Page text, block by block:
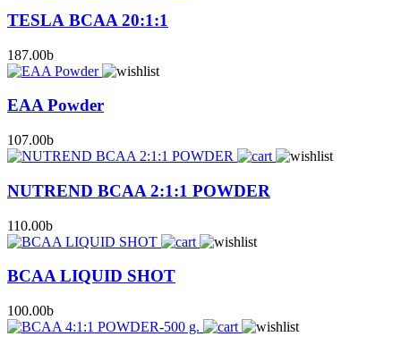
TESLA BCAA 20:1:1
187.00b
EAA Powder
107.00b
NUTREND BCAA 2:1:1 POWDER
110.00b
BCAA LIQUID SHOT
100.00b